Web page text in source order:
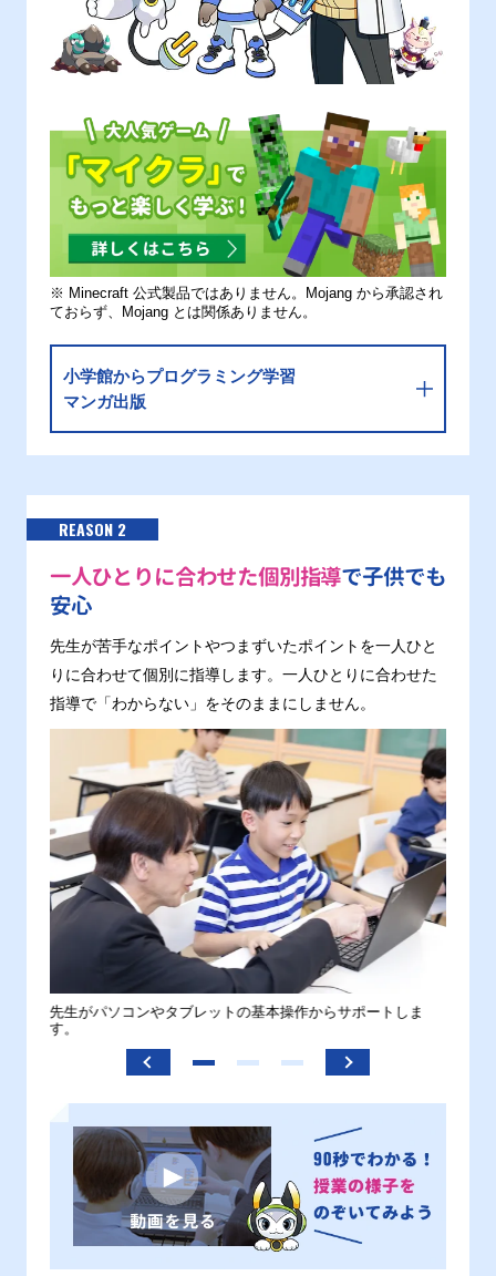
※ Minecraft 公式製品ではありません。Mojang から承認され
ておらず、Mojang とは関係ありません。
小学館からプログラミング学習
マンガ出版
REASON 2
一人ひとりに合わせた個別指導で子供でも
安心
先生が苦手なポイントやつまずいたポイントを一人ひと
りに合わせて個別に指導します。一人ひとりに合わせた
指導で「わからない」をそのままにしません。
先生がパソコンやタブレットの基本操作からサポートしま
す。